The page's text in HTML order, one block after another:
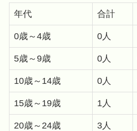
年代 合計
0歳～4歳 0人
5歳～9歳 0人
10歳～14歳 0人
15歳～19歳 1人
20歳～24歳 3人